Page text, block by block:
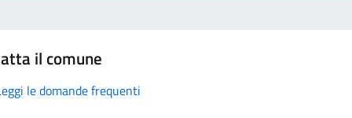
il comune
le domande frequenti